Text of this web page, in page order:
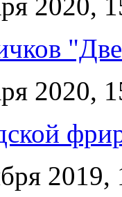
2020,
2020,
2019,